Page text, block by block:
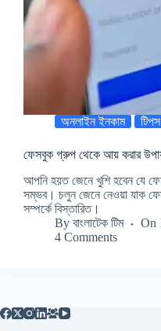
অনলাইন ইনকাম
ফেসবুক গ্রুপ থেকে আয় করার
আপনি হয়ত জেনে খুশি হবেন যে
সম্ভব। চলুন জেনে নেওয়া যাক
সম্পর্কে বিস্তারিত।
By বাংলাটেক টিম On
4 Comments